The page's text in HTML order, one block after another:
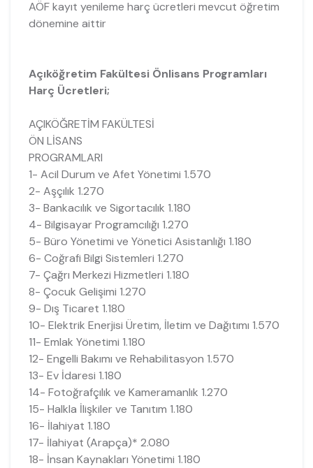
AÖF kayıt yenileme harç ücretleri mevcut öğretim
dönemine aittir
Açıköğretim Fakültesi Önlisans Programları
Harç Ücretleri;
AÇIKÖĞRETİM FAKÜLTESİ
ÖN LİSANS
PROGRAMLARI
1- Acil Durum ve Afet Yönetimi 1.570
2- Aşçılık 1.270
3- Bankacılık ve Sigortacılık 1.180
4- Bilgisayar Programcılığı 1.270
5- Büro Yönetimi ve Yönetici Asistanlığı 1.180
6- Coğrafi Bilgi Sistemleri 1.270
7- Çağrı Merkezi Hizmetleri 1.180
8- Çocuk Gelişimi 1.270
9- Dış Ticaret 1.180
10- Elektrik Enerjisi Üretim, İletim ve Dağıtımı 1.570
11- Emlak Yönetimi 1.180
12- Engelli Bakımı ve Rehabilitasyon 1.570
13- Ev İdaresi 1.180
14- Fotoğrafçılık ve Kameramanlık 1.270
15- Halkla İlişkiler ve Tanıtım 1.180
16- İlahiyat 1.180
17- İlahiyat (Arapça)* 2.080
18- İnsan Kaynakları Yönetimi 1.180